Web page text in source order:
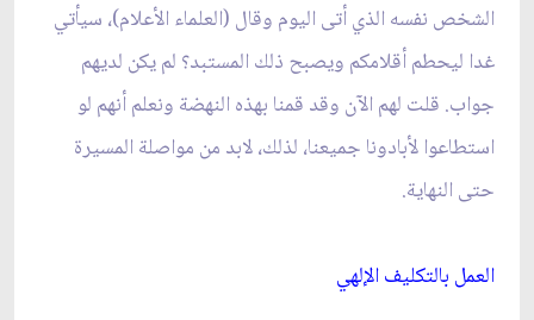
الشخص نفسه الذي أتى اليوم وقال (العلماء الأعلام)، سيأتي
غدا ليحطم أقلامكم ويصبح ذلك المستبد؟ لم يكن لديهم
جواب. قلت لهم الآن وقد قمنا بهذه النهضة ونعلم أنهم لو
استطاعوا لأبادونا جميعنا، لذلك، لابد من مواصلة المسيرة
حتى النهاية.
العمل بالتكليف الإلهي‏